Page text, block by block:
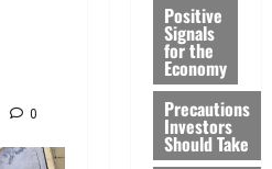
0
Positive
Signals
for the
Economy
Precautions
Investors
Should Take